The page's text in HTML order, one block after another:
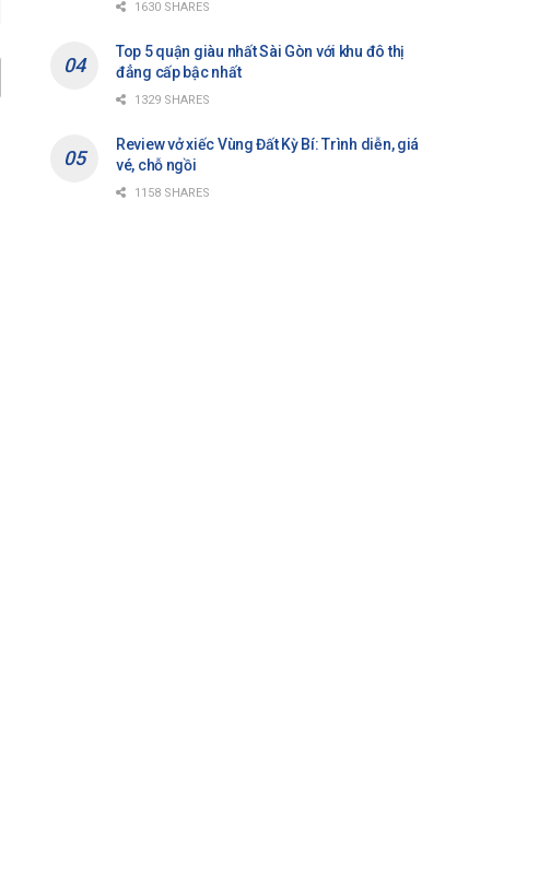
1630 SHARES
Top 5 quận giàu nhất Sài Gòn với khu đô thị
đẳng cấp bậc nhất
1329 SHARES
Review vở xiếc Vùng Đất Kỳ Bí: Trình diễn, giá
vé, chỗ ngồi
1158 SHARES